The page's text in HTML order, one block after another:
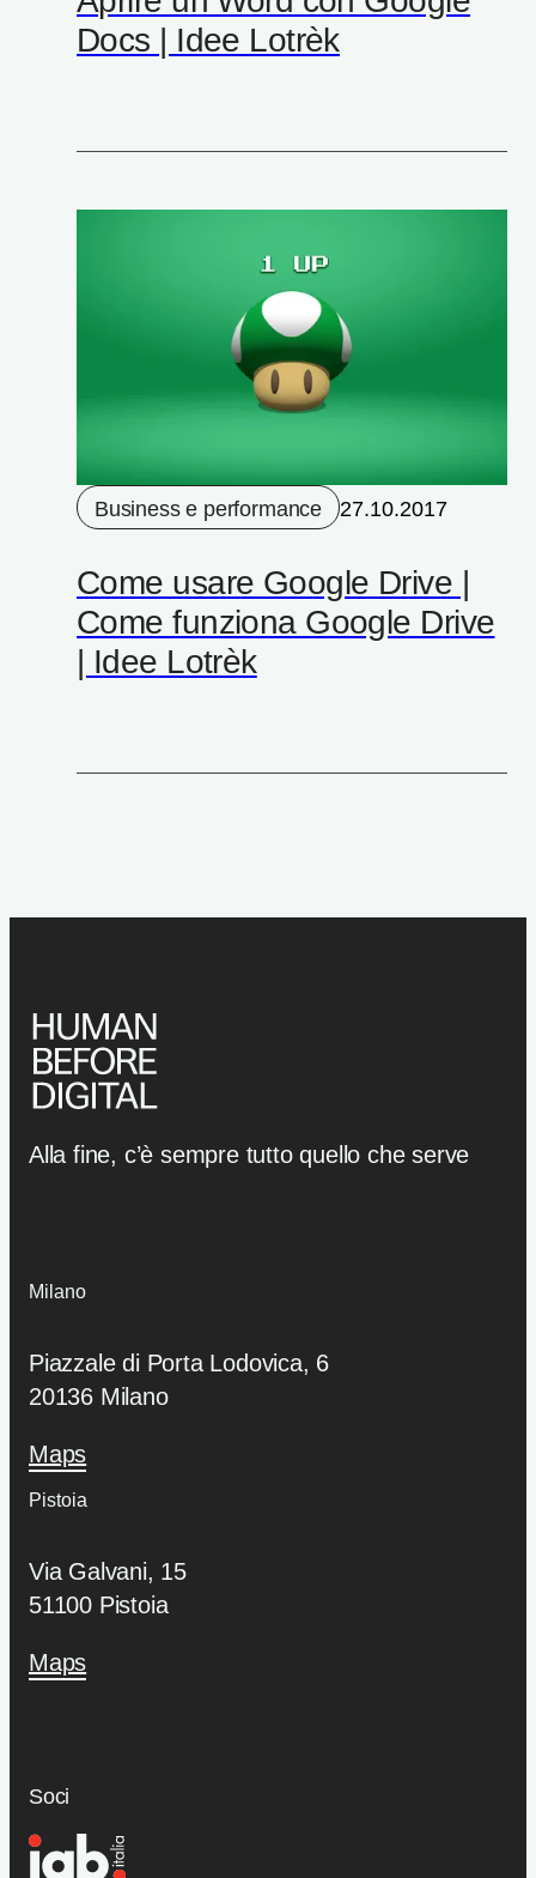
Docs | Idee Lotrèk
Business e performance 27.10.2017
Come usare Google Drive |
Come funziona Google Drive
| Idee Lotrèk
Alla fine, c’è sempre tutto quello che serve
Milano
Piazzale di Porta Lodovica, 6
20136 Milano
Maps
Pistoia
Via Galvani, 15
51100 Pistoia
Maps
Soci